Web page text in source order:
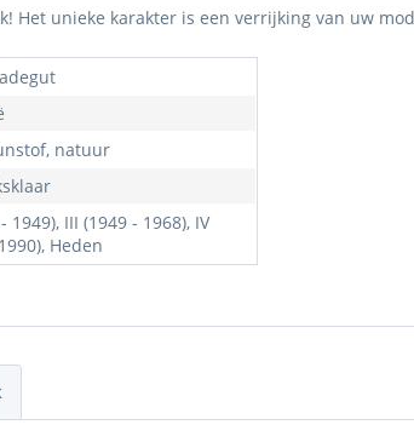
Het unieke karakter is een verrijking van uw
natuur
1949), III (1949 - 1968), IV
Heden